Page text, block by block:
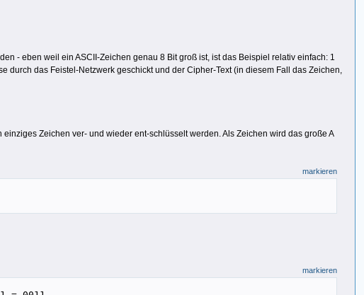
- eben weil ein ASCII-Zeichen genau 8 Bit groß ist, ist das Beispiel relativ einfach: 1
das Feistel-Netzwerk geschickt und der Cipher-Text (in diesem Fall das Zeichen,
Zeichen ver- und wieder ent-schlüsselt werden. Als Zeichen wird das große A
markieren
markieren